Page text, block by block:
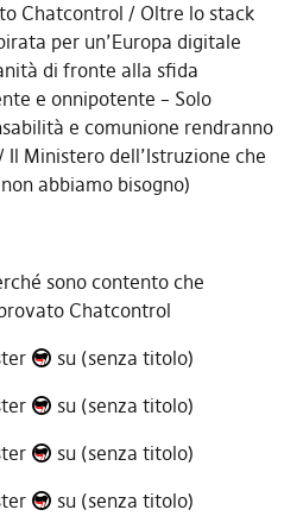
Chatcontrol
Oltre lo stack
per un’Europa digitale
di fronte alla sfida
e onnipotente – Solo
e comunione rendranno
Il Ministero dell’Istruzione che
abbiamo bisogno)
sono contento che
Chatcontrol
su (senza titolo)
su (senza titolo)
su (senza titolo)
su (senza titolo)